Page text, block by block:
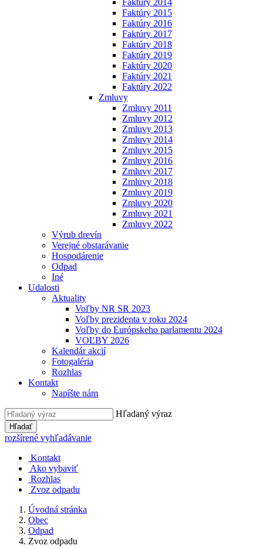
Faktúry 2014
Faktúry 2015
Faktúry 2016
Faktúry 2017
Faktúry 2018
Faktúry 2019
Faktúry 2020
Faktúry 2021
Faktúry 2022
Zmluvy
Zmluvy 2011
Zmluvy 2012
Zmluvy 2013
Zmluvy 2014
Zmluvy 2015
Zmluvy 2016
Zmluvy 2017
Zmluvy 2018
Zmluvy 2019
Zmluvy 2020
Zmluvy 2021
Zmluvy 2022
Výrub drevín
Verejné obstarávanie
Hospodárenie
Odpad
Iné
Udalosti
Aktuality
Voľby NR SR 2023
Voľby prezidenta v roku 2024
Voľby do Európskeho parlamentu 2024
VOĽBY 2026
Kalendár akcií
Fotogaléria
Rozhlas
Kontakt
Napíšte nám
Hľadaný výraz
Hľadať
rozšírené vyhľadávanie
Kontakt
Ako vybaviť
Rozhlas
Zvoz odpadu
Úvodná stránka
Obec
Odpad
Zvoz odpadu